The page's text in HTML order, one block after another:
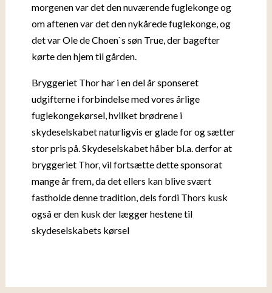
morgenen var det den nuværende fuglekonge og
om aftenen var det den nykårede fuglekonge, og
det var Ole de Choen`s søn True, der bagefter
kørte den hjem til gården.
Bryggeriet Thor har i en del år sponseret
udgifterne i forbindelse med vores årlige
fuglekongekørsel, hvilket brødrene i
skydeselskabet naturligvis er glade for og sætter
stor pris på. Skydeselskabet håber bl.a. derfor at
bryggeriet Thor, vil fortsætte dette sponsorat
mange år frem, da det ellers kan blive svært
fastholde denne tradition, dels fordi Thors kusk
også er den kusk der lægger hestene til
skydeselskabets kørsel